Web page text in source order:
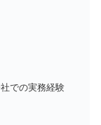
での実務経験